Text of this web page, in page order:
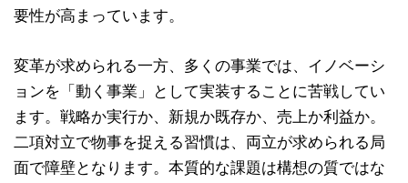
要性が高まっています。
変革が求められる一方、多くの事業では、イノベーシ
ョンを「動く事業」として実装することに苦戦してい
ます。戦略か実行か、新規か既存か、売上か利益か。
二項対立で物事を捉える習慣は、両立が求められる局
面で障壁となります。本質的な課題は構想の質ではな